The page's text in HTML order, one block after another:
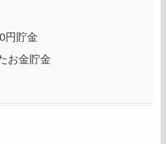
円貯金
お金貯金